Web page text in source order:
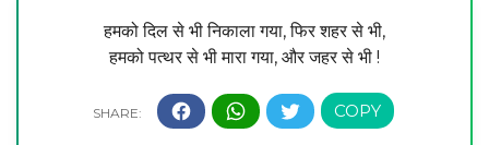
हमको दिल से भी निकाला गया, फिर शहर से भी,
हमको पत्थर से भी मारा गया, और जहर से भी !